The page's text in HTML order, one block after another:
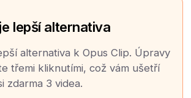
lepší alternativa
alternativa k Opus Clip. Úpravy
třemi kliknutími, což vám ušetří
zdarma 3 videa.